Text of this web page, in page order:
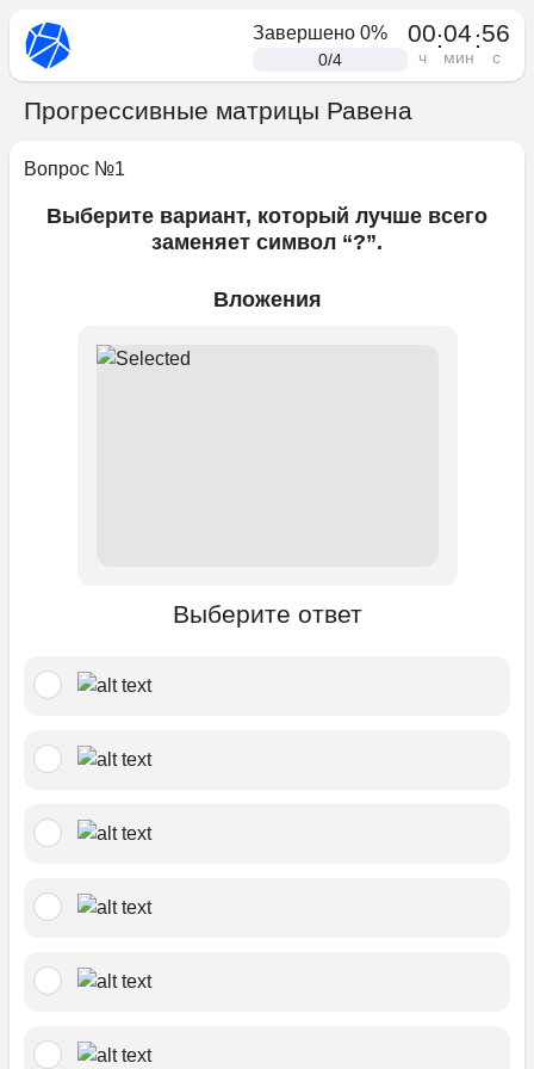
Завершено 0%
0/4
00
ч
:04
мин
:56
с
Прогрессивные матрицы Равена
Вопрос №1
Выберите вариант, который лучше всего
заменяет символ “?”.
Вложения
Выберите ответ